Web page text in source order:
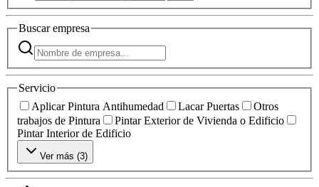
Buscarempresa
Servicio
Aplicar Pintura Antihumedad
Lacar Puertas
Otros
trabajos de Pintura
Pintar Exterior de Vivienda o Edificio
Pintar Interior de Edificio
Ver más (3)